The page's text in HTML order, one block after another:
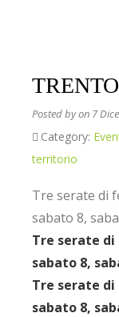
Posted byon 7
Category:
territorio
Tre serate di
sabato 8,
Tre serate
sabato 8,
Tre serate
sabato 8,